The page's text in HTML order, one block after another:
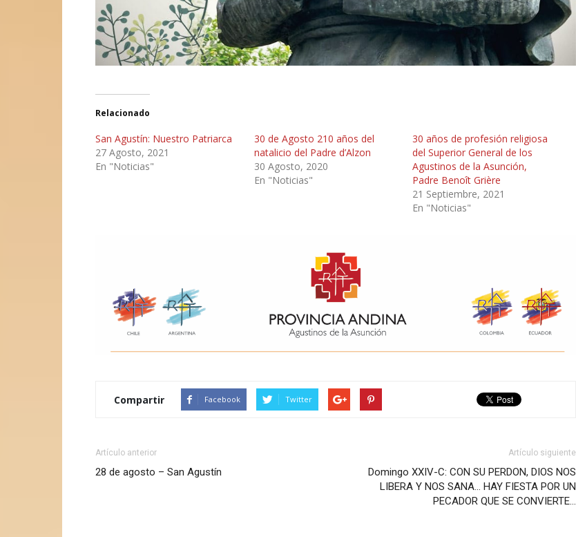
Relacionado
San Agustín: Nuestro Patriarca
27 Agosto, 2021
En "Noticias"
30 de Agosto 210 años del
natalicio del Padre d’Alzon
30 Agosto, 2020
En "Noticias"
30 años de profesión religiosa
del Superior General de los
Agustinos de la Asunción,
Padre Benoît Grière
21 Septiembre, 2021
En "Noticias"
Compartir Facebook Twitter
Artículo anterior
28 de agosto – San Agustín
Artículo siguiente
Domingo XXIV-C: CON SU PERDON, DIOS NOS
LIBERA Y NOS SANA… HAY FIESTA POR UN
PECADOR QUE SE CONVIERTE…